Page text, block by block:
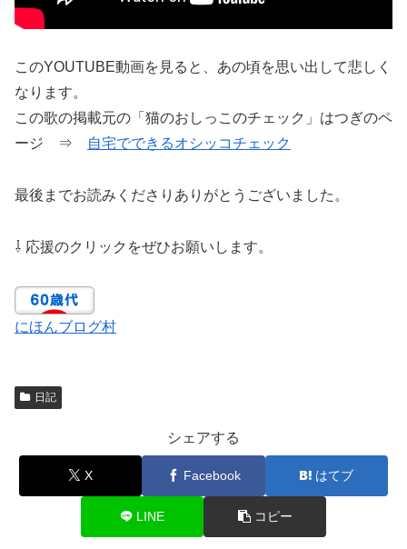
このYOUTUBE動画を見ると、あの頃を思い出して悲しく
なります。
この歌の掲載元の「猫のおしっこのチェック」はつぎのペ
ージ ⇒
自宅でできるオシッコチェック
最後までお読みくださりありがとうございました。
⇩ 応援のクリックをぜひお願いします。
にほんブログ村
日記
シェアする
X Facebook はてブ
LINE コピー